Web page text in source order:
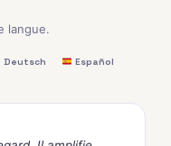
langue.
Deutsch
Español